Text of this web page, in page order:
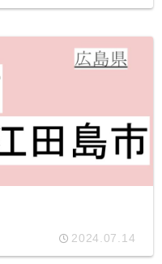
2024.07.14